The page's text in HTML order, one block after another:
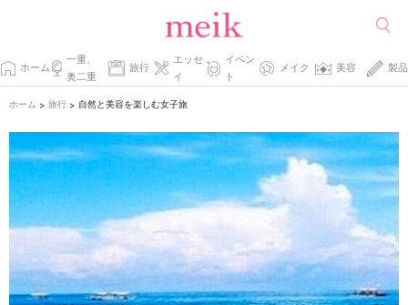
ホーム
一重、
奥二重
旅行
エッセ
イ
イベン
ト
メイク 美容 製品
ホーム > 旅行 > 自然と美容を楽しむ女子旅